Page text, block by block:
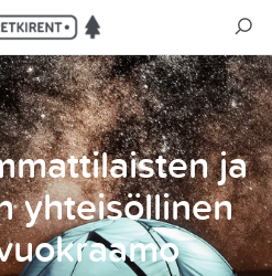
ja
yhteisöllinen